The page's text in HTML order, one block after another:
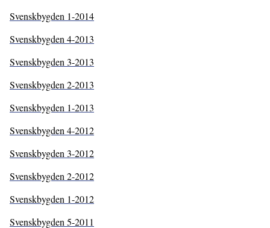
Svenskbygden 1-2014
Svenskbygden 4-2013
Svenskbygden 3-2013
Svenskbygden 2-2013
Svenskbygden 1-2013
Svenskbygden 4-2012
Svenskbygden 3-2012
Svenskbygden 2-2012
Svenskbygden 1-2012
Svenskbygden 5-2011